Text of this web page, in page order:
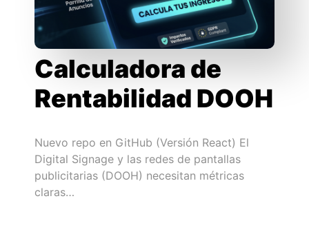
Calculadora de
Rentabilidad DOOH
Nuevo repo en GitHub (Versión React) El
Digital Signage y las redes de pantallas
publicitarias (DOOH) necesitan métricas
claras…